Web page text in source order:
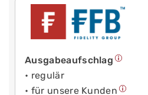
Ausgabeaufschlag
• regulär
• für unsere Kunden